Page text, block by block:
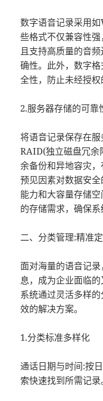
数字语音记录采用
些格式不仅兼容性
且支持高质量的音
确性。此外，数字
全性，防止未经授权
2.服务器存储的可靠
将语音记录保存在
RAID(独立磁盘冗余
余备份和异地容灾
预见因素对数据安
能力和大容量存储
的存储需求，确保系
二、分类管理:精准
面对海量的语音记
息，成为企业面临
系统通过灵活多样
效的解决方案。
1.分类标准多样化
通话日期与时间:按
索快速找到所需记录